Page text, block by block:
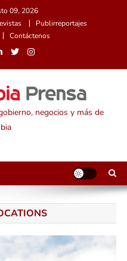
09, 2026
Publirreportajes
Contáctenos
negocios y más de